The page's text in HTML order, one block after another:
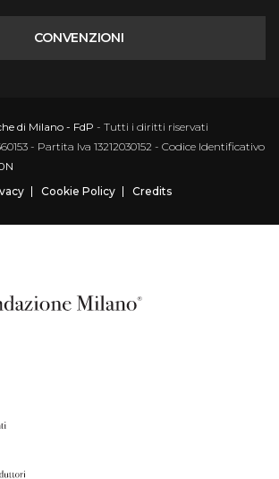
CONVENZIONI
di Milano - FdP - Tutti i diritti riservati
- Partita Iva 13212030152 - Codice Identificativo
Cookie Policy Credits